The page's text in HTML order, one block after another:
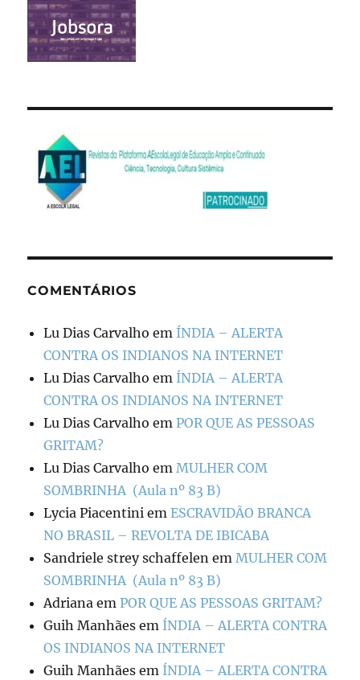
COMENTÁRIOS
Lu Dias Carvalho em ÍNDIA – ALERTA
CONTRA OS INDIANOS NA INTERNET
Lu Dias Carvalho em ÍNDIA – ALERTA
CONTRA OS INDIANOS NA INTERNET
Lu Dias Carvalho emPOR QUE AS PESSOAS
GRITAM?
Lu Dias Carvalho emMULHER COM
SOMBRINHA (Aula nº 83 B)
Lycia Piacentini emESCRAVIDÃO BRANCA
NO BRASIL – REVOLTA DE IBICABA
Sandriele strey schaffelen emMULHER COM
SOMBRINHA (Aula nº 83 B)
Adriana emPOR QUE AS PESSOAS GRITAM?
Guih Manhães em ÍNDIA – ALERTA CONTRA
OS INDIANOS NA INTERNET
Guih Manhães em ÍNDIA – ALERTA CONTRA